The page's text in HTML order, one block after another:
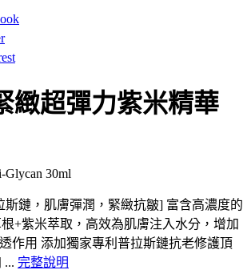
緻超彈力紫米精華
Glycan 30ml
斯鏈，肌膚彈潤，緊緻抗皺] 富含高濃度的
+紫米萃取，高效為肌膚注入水分，增加
作用 添加獨家專利普拉斯鏈抗老修護頂
... 完整說明